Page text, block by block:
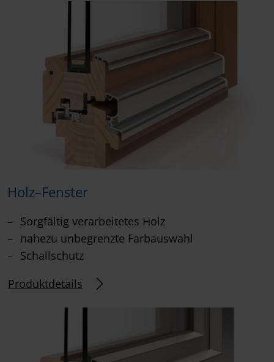
Holz–Fenster
Sorgfältig verarbeitetes Holz
nahezu unbegrenzte Farbauswahl
Schallschutz
Produktdetails